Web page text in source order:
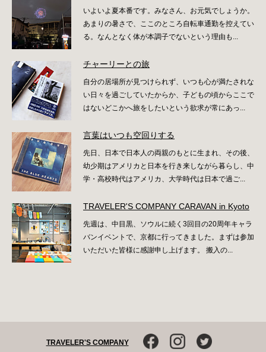
いよいよ夏本番です。みなさん、お元気でしょうか。
あまりの暑さで、ここのところ自転車通勤を控えてい
る。なんとなく体が本調子でないという理由も...
チャーリーとの旅
自分の居場所が見つけられず、いつも心が満たされな
い日々を過ごしていたからか、子どもの頃からここで
はないどこかへ旅をしたいという欲求が常にあっ...
言葉はいつも空回りする
先日、日本で日本人の両親のもとに生まれ、その後、
幼少期はアメリカと日本を行き来しながら暮らし、中
学・高校時代はアメリカ、大学時代は日本で過ご...
TRAVELER'S COMPANY CARAVAN in Kyoto
先週は、中目黒、ソウルに続く3回目の20周年キャラ
バンイベントで、京都に行ってきました。まずは参加
いただいた皆様に感謝申し上げます。 搬入の...
TRAVELER'S COMPANY